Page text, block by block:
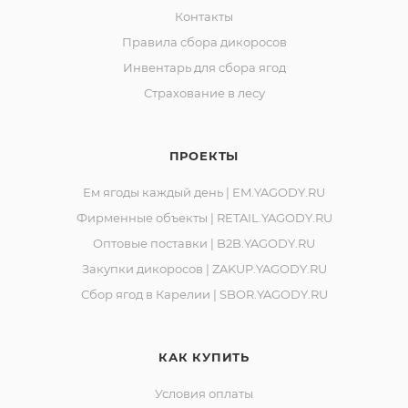
Горняков, район базы «Торос».
Контакты
Правила сбора дикоросов
Инвентарь для сбора ягод
Страхование в лесу
ПРОЕКТЫ
Ем ягоды каждый день | EM.YAGODY.RU
Фирменные объекты | RETAIL.YAGODY.RU
Оптовые поставки | B2B.YAGODY.RU
Закупки дикоросов | ZAKUP.YAGODY.RU
Сбор ягод в Карелии | SBOR.YAGODY.RU
КАК КУПИТЬ
Условия оплаты